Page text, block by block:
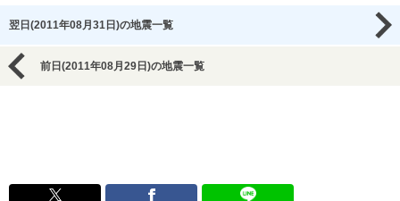
翌日(2011年08月31日)の地震一覧
前日(2011年08月29日)の地震一覧